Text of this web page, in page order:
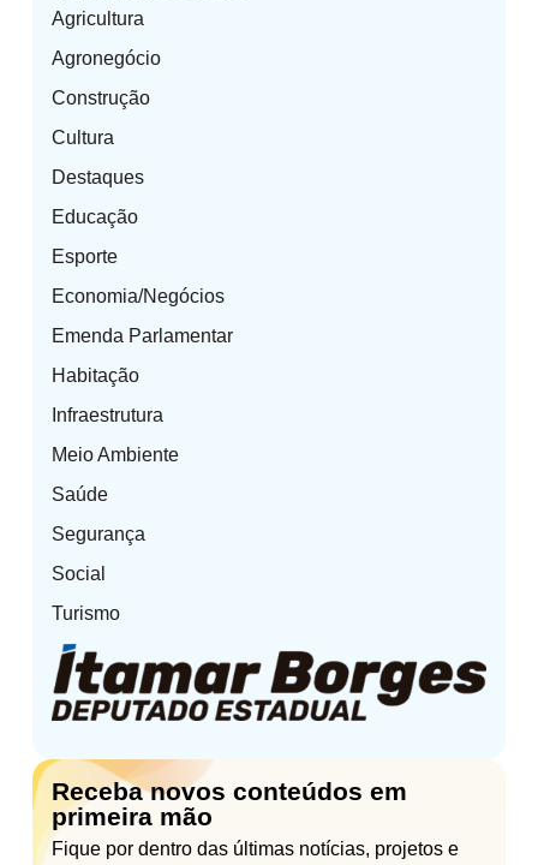
Agricultura
Agronegócio
Construção
Cultura
Destaques
Educação
Esporte
Economia/Negócios
Emenda Parlamentar
Habitação
Infraestrutura
Meio Ambiente
Saúde
Segurança
Social
Turismo
Receba novos conteúdos em
primeira mão
Fique por dentro das últimas notícias, projetos e